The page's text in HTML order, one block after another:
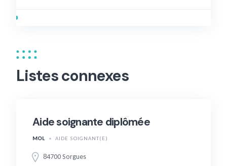
Listes connexes
Aide soignante diplômée
MOL AIDE SOIGNANT(E)
84700 Sorgues